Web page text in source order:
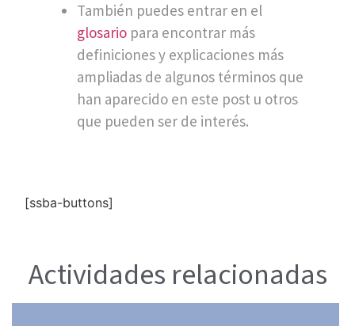
También puedes entrar en el
glosario para encontrar más
definiciones y explicaciones más
ampliadas de algunos términos que
han aparecido en este post u otros
que pueden ser de interés.
[ssba-buttons]
Actividades relacionadas